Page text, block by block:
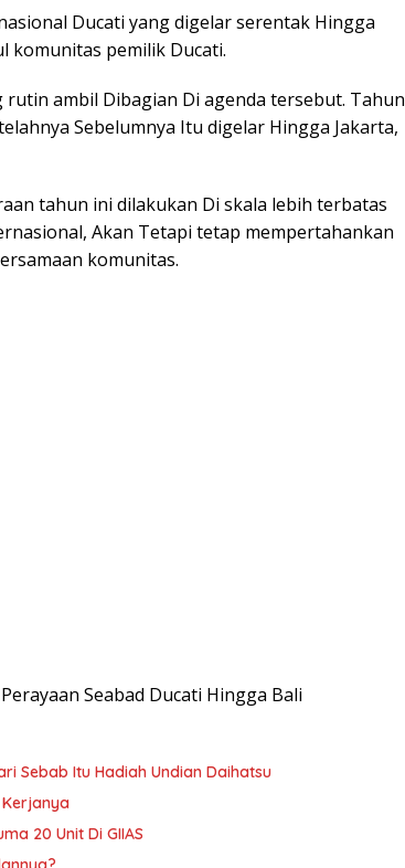
Ducati yang digelar serentak Hingga
komunitas pemilik Ducati.
ambil Dibagian Di agenda tersebut. Tahun
Sebelumnya Itu digelar Hingga Jakarta,
tahun ini dilakukan Di skala lebih terbatas
Akan Tetapi tetap mempertahankan
komunitas.
Seabad Ducati Hingga Bali
Sebab Itu Hadiah Undian Daihatsu
20 Unit Di GIIAS